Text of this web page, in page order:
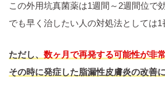
この外用坑真菌薬は1週間～2週間位で
でも早く治したい人の対処法としては1
ただし、 数ヶ月で再発する可能性が非
その時に発症した脂漏性皮膚炎の改善